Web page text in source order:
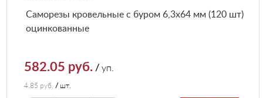
Саморезы кровельные с буром 6,3х64 мм (120 шт)
оцинкованные
582.05 руб. /уп.
4.85 руб. / шт.